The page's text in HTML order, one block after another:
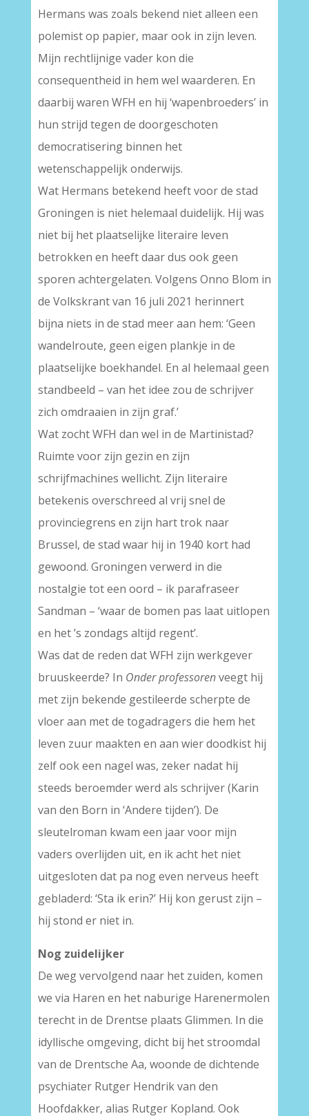
Hermans was zoals bekend niet alleen een
polemist op papier, maar ook in zijn leven.
Mijn rechtlijnige vader kon die
consequentheid in hem wel waarderen. En
daarbij waren WFH en hij ‘wapenbroeders’ in
hun strijd tegen de doorgeschoten
democratisering binnen het
wetenschappelijk onderwijs.
Wat Hermans betekend heeft voor de stad
Groningen is niet helemaal duidelijk. Hij was
niet bij het plaatselijke literaire leven
betrokken en heeft daar dus ook geen
sporen achtergelaten. Volgens Onno Blom in
de Volkskrant van 16 juli 2021 herinnert
bijna niets in de stad meer aan hem: ‘Geen
wandelroute, geen eigen plankje in de
plaatselijke boekhandel. En al helemaal geen
standbeeld – van het idee zou de schrijver
zich omdraaien in zijn graf.’
Wat zocht WFH dan wel in de Martinistad?
Ruimte voor zijn gezin en zijn
schrijfmachines wellicht. Zijn literaire
betekenis overschreed al vrij snel de
provinciegrens en zijn hart trok naar
Brussel, de stad waar hij in 1940 kort had
gewoond. Groningen verwerd in die
nostalgie tot een oord – ik parafraseer
Sandman – ‘waar de bomen pas laat uitlopen
en het ’s zondags altijd regent’.
Was dat de reden dat WFH zijn werkgever
bruuskeerde? In Onder professorenveegt hij
met zijn bekende gestileerde scherpte de
vloer aan met de togadragers die hem het
leven zuur maakten en aan wier doodkist hij
zelf ook een nagel was, zeker nadat hij
steeds beroemder werd als schrijver (Karin
van den Born in ‘Andere tijden’). De
sleutelroman kwam een jaar voor mijn
vaders overlijden uit, en ik acht het niet
uitgesloten dat pa nog even nerveus heeft
gebladerd: ‘Sta ik erin?’ Hij kon gerust zijn –
hij stond er niet in.
Nog zuidelijker
De weg vervolgend naar het zuiden, komen
we via Haren en het naburige Harenermolen
terecht in de Drentse plaats Glimmen. In die
idyllische omgeving, dicht bij het stroomdal
van de Drentsche Aa, woonde de dichtende
psychiater Rutger Hendrik van den
Hoofdakker, alias Rutger Kopland. Ook